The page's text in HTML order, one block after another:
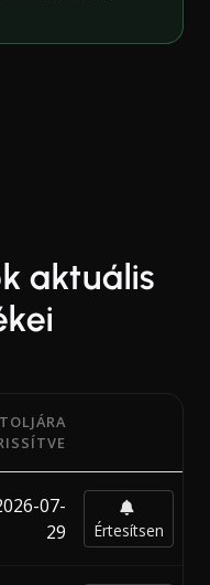
aktuális
(BAF) százalékok
07-
29
Értesítsen